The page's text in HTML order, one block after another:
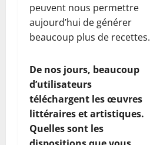
peuvent nous permettre
aujourd’hui de générer
beaucoup plus de recettes.
De nos jours, beaucoup
d’utilisateurs
téléchargent les œuvres
littéraires et artistiques.
Quelles sont les